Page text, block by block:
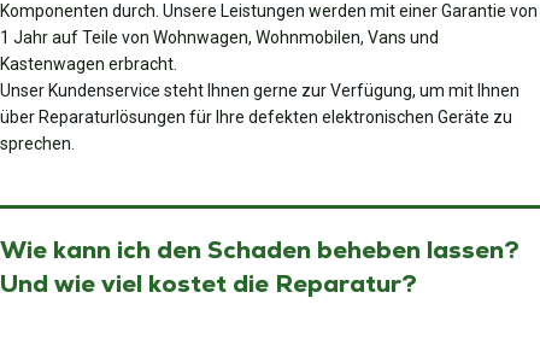
Komponenten durch. Unsere Leistungen werden mit einer Garantie von
1 Jahr auf Teile von Wohnwagen, Wohnmobilen, Vans und
Kastenwagen erbracht.
Unser Kundenservice steht Ihnen gerne zur Verfügung, um mit Ihnen
über Reparaturlösungen für Ihre defekten elektronischen Geräte zu
sprechen.
Wie kann ich den Schaden beheben lassen?
Und wie viel kostet die Reparatur?